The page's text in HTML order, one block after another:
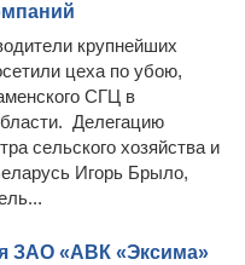
крупнейших
цеха по убою,
СГЦ в
Делегацию
сельского хозяйства и
Игорь Брыло,
ЗАО «АВК «Эксима»